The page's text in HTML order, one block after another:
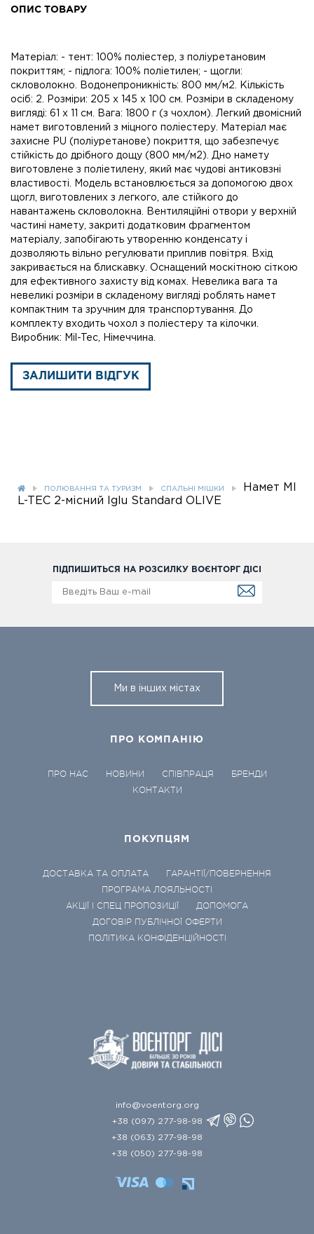
ОПИС ТОВАРУ
Матеріал: - тент: 100% поліестер, з поліуретановим
покриттям; - підлога: 100% поліетилен; - щогли:
скловолокно. Водонепроникність: 800 мм/м2. Кількість
осіб: 2. Розміри: 205 x 145 x 100 см. Розміри в складеному
вигляді: 61 х 11 см. Вага: 1800 г (з чохлом). Легкий двомісний
намет виготовлений з міцного поліестеру. Матеріал має
захисне PU (поліуретанове) покриття, що забезпечує
стійкість до дрібного дощу (800 мм/м2). Дно намету
виготовлене з поліетилену, який має чудові антиковзні
властивості. Модель встановлюється за допомогою двох
щогл, виготовлених з легкого, але стійкого до
навантажень скловолокна. Вентиляційні отвори у верхній
частині намету, закриті додатковим фрагментом
матеріалу, запобігають утворенню конденсату і
дозволяють вільно регулювати приплив повітря. Вхід
закривається на блискавку. Оснащений москітною сіткою
для ефективного захисту від комах. Невелика вага та
невеликі розміри в складеному вигляді роблять намет
компактним та зручним для транспортування. До
комплекту входить чохол з поліестеру та кілочки.
Виробник: Mil-Tec, Німеччина.
ЗАЛИШИТИ ВІДГУК
ПОЛЮВАННЯ ТА ТУРИЗМ СПАЛЬНІ МІШКИ
Намет MI
L-TEC 2-місний Iglu Standard OLIVE
ПІДПИШИТЬСЯ НА РОЗСИЛКУ ВОЄНТОРГ ДІСІ
Ми в інших містах
ПРО КОМПАНІЮ
ПРО НАС НОВИНИ СПІВПРАЦЯ
БРЕНДИ
КОНТАКТИ
ПОКУПЦЯМ
ДОСТАВКА ТА ОПЛАТА
ГАРАНТІЇ/ПОВЕРНЕННЯ
ПРОГРАМА ЛОЯЛЬНОСТІ
АКЦІЇ І СПЕЦ ПРОПОЗИЦІЇ
ДОПОМОГА
ДОГОВІР ПУБЛІЧНОЇ ОФЕРТИ
ПОЛІТИКА КОНФІДЕНЦІЙНОСТІ
info@voentorg.org
+38 (097) 277-98-98
+38 (063) 277-98-98
+38 (050) 277-98-98